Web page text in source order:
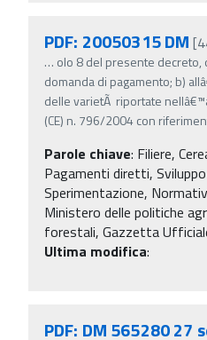
PDF: 20050315 DM
… olo 8 del presente decreto,
domanda di pagamento; b)
delle varietÃ riportate
(CE) n. 796/2004 con
Parole chiave: Filiere,
Pagamenti diretti,
Sperimentazione,
Ministero delle politiche
forestali, Gazzetta
Ultima modifica:
PDF: DM 565280 27